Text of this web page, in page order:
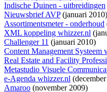
Indische Duinen - uitbreidingen
Nieuwsbrief AVP(januari 2010)
Assortimentsmeter - onderhoud
XML koppeling whizzer.nl
Challenger 11 (januari 2010)
Content Management Systeem
Real Estate and Facility
Metastudio Visuele
e-Agenda whizzer.nl
Amaroo (november 2009)